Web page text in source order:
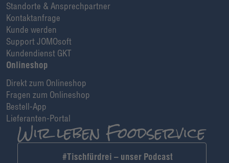
Standorte & Ansprechpartner
Kontaktanfrage
Kunde werden
Support JOMOsoft
Kundendienst GKT
Onlineshop
Direkt zum Onlineshop
Fragen zum Onlineshop
Bestell-App
Lieferanten-Portal
#Tischfürdrei – unser Podcast